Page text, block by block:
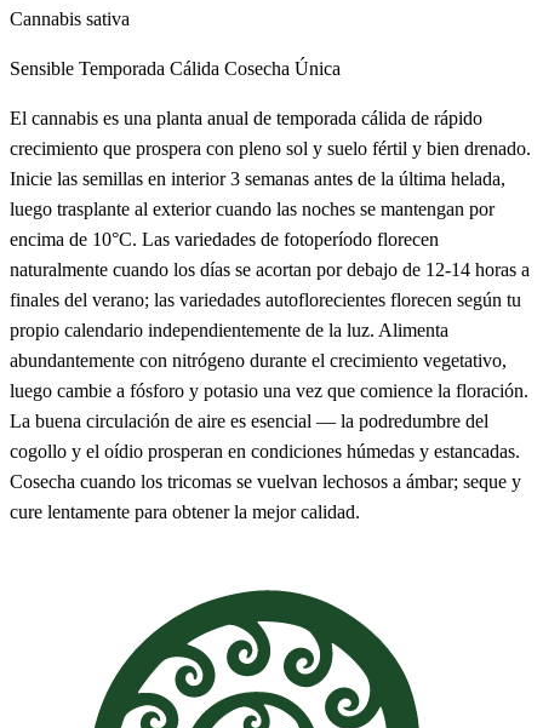
Cannabis sativa
Sensible Temporada Cálida Cosecha Única
El cannabis es una planta anual de temporada cálida de rápido
crecimiento que prospera con pleno sol y suelo fértil y bien drenado.
Inicie las semillas en interior 3 semanas antes de la última helada,
luego trasplante al exterior cuando las noches se mantengan por
encima de 10°C. Las variedades de fotoperíodo florecen
naturalmente cuando los días se acortan por debajo de 12-14 horas a
finales del verano; las variedades autoflorecientes florecen según tu
propio calendario independientemente de la luz. Alimenta
abundantemente con nitrógeno durante el crecimiento vegetativo,
luego cambie a fósforo y potasio una vez que comience la floración.
La buena circulación de aire es esencial — la podredumbre del
cogollo y el oídio prosperan en condiciones húmedas y estancadas.
Cosecha cuando los tricomas se vuelvan lechosos a ámbar; seque y
cure lentamente para obtener la mejor calidad.